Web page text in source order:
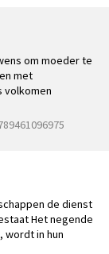
om moeder te
met
volkomen
de dienst
Het negende
wordt in hun